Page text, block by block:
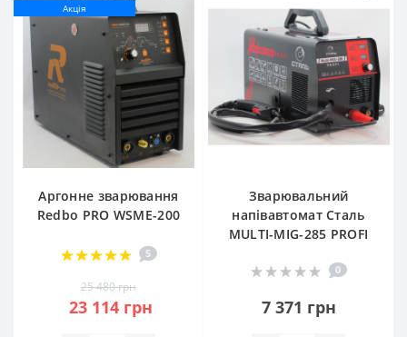
Акція
Аргонне зварювання
Redbo PRO WSME-200
5
25 480 грн
23 114 грн
Зварювальний
напівавтомат Сталь
MULTI-MIG-285 PROFI
0
7 371 грн